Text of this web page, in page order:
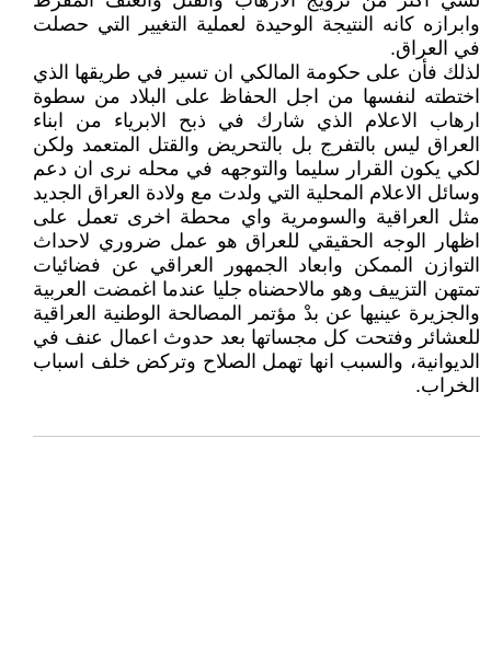
وابرازه كانه النتيجة الوحيدة لعملية التغيير التي حصلت
في العراق.
لذلك فأن على حكومة المالكي ان تسير في طريقها الذي
اختطته لنفسها من اجل الحفاظ على البلاد من سطوة
ارهاب الاعلام الذي شارك في ذبح الابرياء من ابناء
العراق ليس بالتفرج بل بالتحريض والقتل المتعمد ولكن
لكي يكون القرار سليما والتوجهه في محله نرى ان دعم
وسائل الاعلام المحلية التي ولدت مع ولادة العراق الجديد
مثل العراقية والسومرية واي محطة اخرى تعمل على
اظهار الوجه الحقيقي للعراق هو عمل ضروري لاحداث
التوازن الممكن وابعاد الجمهور العراقي عن فضائيات
تمتهن التزييف وهو مالاحضناه جليا عندما اغمضت العربية
والجزيرة عينيها عن بدْ مؤتمر المصالحة الوطنية العراقية
للعشائر وفتحت كل مجساتها بعد حدوث اعمال عنف في
الديوانية، والسبب انها تهمل الصلاح وتركض خلف اسباب
الخراب.